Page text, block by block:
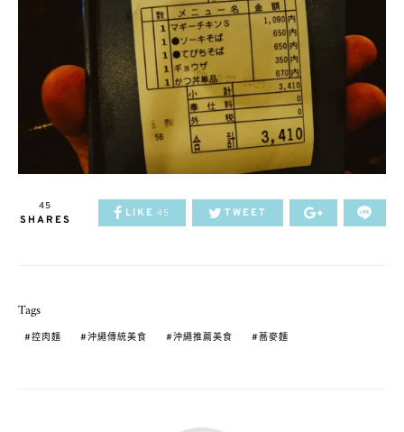
45
SHARES
LIKE 45 TWEET
Tags
控肉麵 沖繩傳統美食 沖繩推薦美食 蕎麥麵